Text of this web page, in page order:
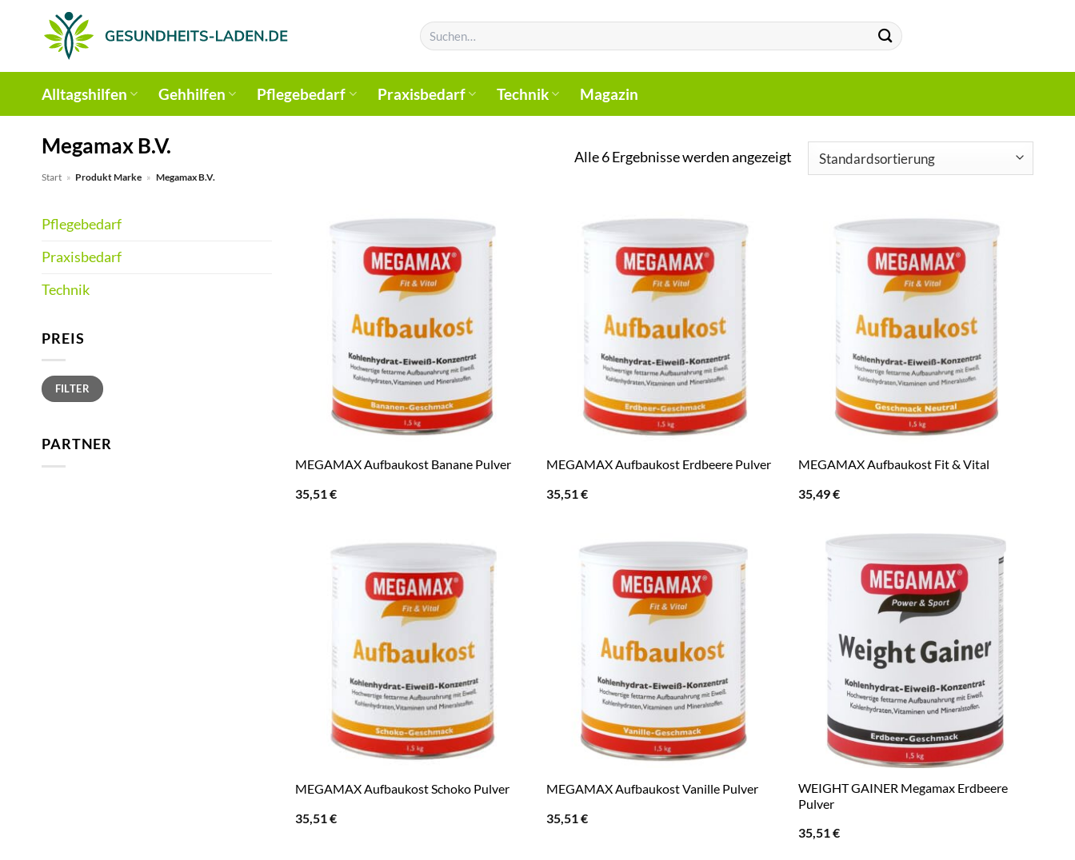
Suchen
nach:
Alltagshilfen Gehhilfen Pflegebedarf Praxisbedarf Technik Magazin
Megamax B.V.
Start » Produkt Marke » Megamax B.V.
Alle 6 Ergebnisse werden angezeigt
Pflegebedarf
Praxisbedarf
Technik
PREIS
Min.
Preis
Max.
PreisFILTER
PARTNER
MEGAMAX Aufbaukost Banane Pulver
35,51€
MEGAMAX Aufbaukost Erdbeere Pulver
35,51€
MEGAMAX Aufbaukost Fit & Vital
35,49€
MEGAMAX Aufbaukost Schoko Pulver
35,51€
MEGAMAX Aufbaukost Vanille Pulver
35,51€
WEIGHT GAINER Megamax Erdbeere
Pulver
35,51€